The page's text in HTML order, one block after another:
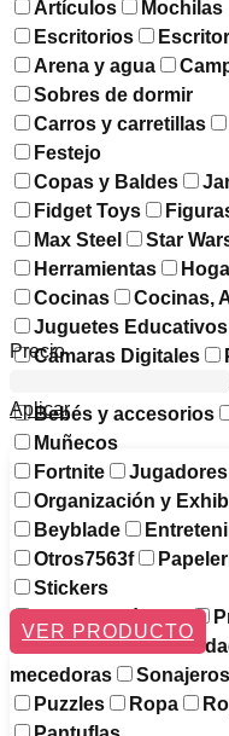
Artículos
Mochilas
Escritorios
Arena y agua
Sobres de dormir
Carros y carretillas
Festejo
Copas y Baldes
Fidget Toys
Max Steel
Star
Herramientas
Cocinas
Cocinas,
Juguetes Educativos
Cámaras Digitales
Multimedia e
Bebés y accesorios
Muñecos
Fortnite
Organización y
Beyblade
Otros7563f
Stickers
Alimentación
mecedoras
Sonajeros
Puzzles
Ropa
Precio
Aplicar
VER PRODUCTO